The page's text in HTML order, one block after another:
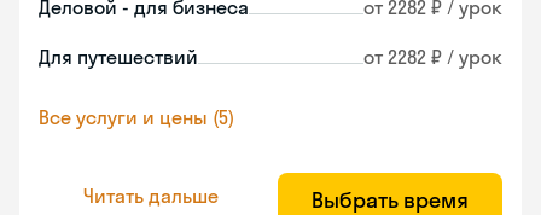
Деловой - для бизнеса от 2282 ₽ / урок
Для путешествий от 2282 ₽ / урок
Все услуги и цены (5)
Читать дальше Выбрать время